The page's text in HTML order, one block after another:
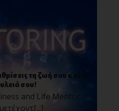
τη ζωή σου και τη
σου!
and Life Mentor